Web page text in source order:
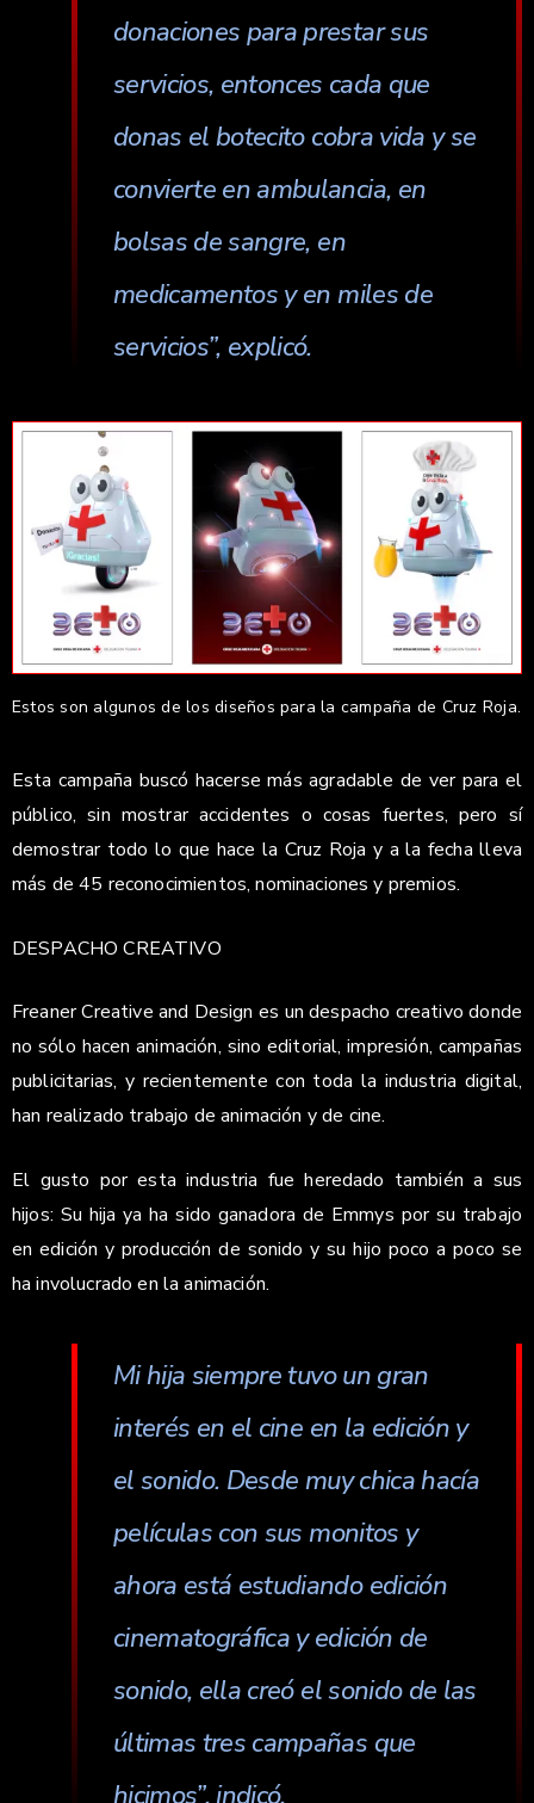
donaciones para prestar sus
servicios, entonces cada que
donas el botecito cobra vida y se
convierte en ambulancia, en
bolsas de sangre, en
medicamentos y en miles de
servicios”, explicó.
Estos son algunos de los diseños para la campaña de Cruz Roja.
Esta campaña buscó hacerse más agradable de ver para el
público, sin mostrar accidentes o cosas fuertes, pero sí
demostrar todo lo que hace la Cruz Roja y a la fecha lleva
más de 45 reconocimientos, nominaciones y premios.
DESPACHO CREATIVO
Freaner Creative and Design es un despacho creativo donde
no sólo hacen animación, sino editorial, impresión, campañas
publicitarias, y recientemente con toda la industria digital,
han realizado trabajo de animación y de cine.
El gusto por esta industria fue heredado también a sus
hijos: Su hija ya ha sido ganadora de Emmys por su trabajo
en edición y producción de sonido y su hijo poco a poco se
ha involucrado en la animación.
Mi hija siempre tuvo un gran
interés en el cine en la edición y
el sonido. Desde muy chica hacía
películas con sus monitos y
ahora está estudiando edición
cinematográfica y edición de
sonido, ella creó el sonido de las
últimas tres campañas que